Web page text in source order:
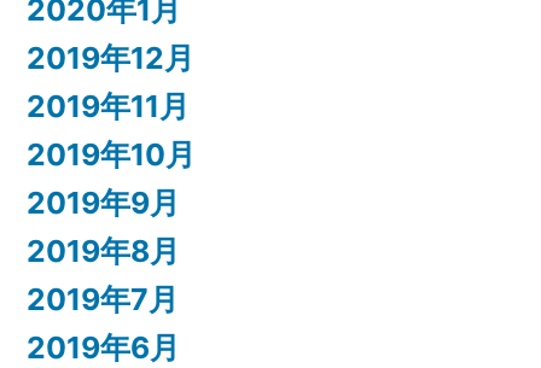
2020年1月
2019年12月
2019年11月
2019年10月
2019年9月
2019年8月
2019年7月
2019年6月